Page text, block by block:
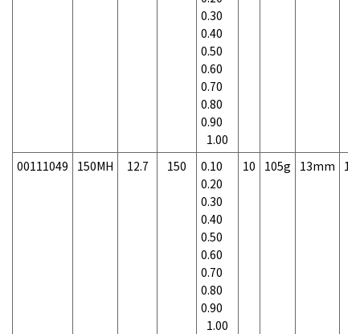
0.30
0.40
0.50
0.60
0.70
0.80
0.90
1.00
00111049 150MH 12.7 150
0.10
0.20
0.30
0.40
0.50
0.60
0.70
0.80
0.90
1.00
10 105g 13mm